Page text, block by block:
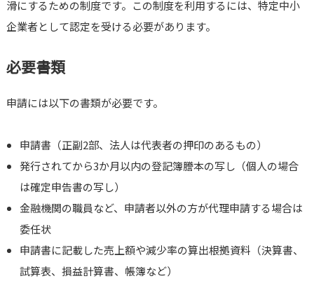
滑にするための制度です。この制度を利用するには、特定中小
企業者として認定を受ける必要があります。
必要書類
申請には以下の書類が必要です。
申請書（正副2部、法人は代表者の押印のあるもの）
発行されてから3か月以内の登記簿謄本の写し（個人の場合
は確定申告書の写し）
金融機関の職員など、申請者以外の方が代理申請する場合は
委任状
申請書に記載した売上額や減少率の算出根拠資料（決算書、
試算表、損益計算書、帳簿など）